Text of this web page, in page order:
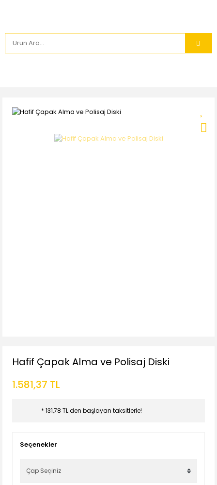
Hafif Çapak Alma ve Polisaj Diski
1.581,37 TL
* 131,78 TL den başlayan taksitlerle!
Seçenekler